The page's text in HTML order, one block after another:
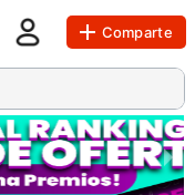
Comparte